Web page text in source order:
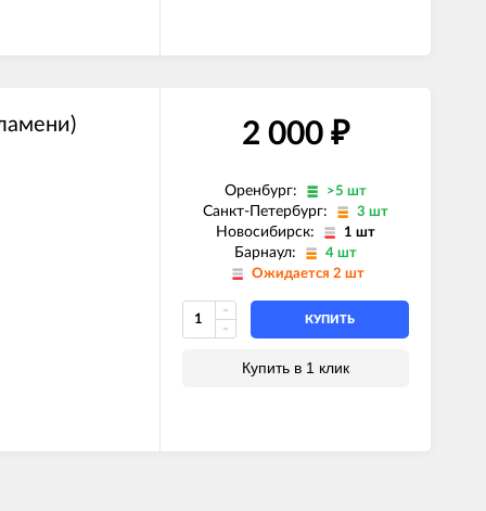
2 000 ₽
Оренбург: >5 шт
Санкт-Петербург: 3 шт
Новосибирск: 1 шт
Барнаул:
4 шт
Ожидается 2 шт
КУПИТЬ
Купить в 1 клик